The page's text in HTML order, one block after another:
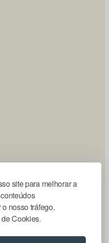
site para melhorar a
nosso tráfego.
Cookies.